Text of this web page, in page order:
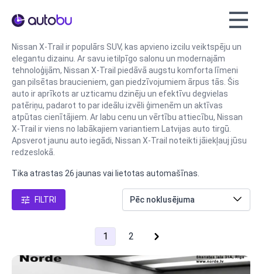
Autobu.eu
Nissan X-Trail ir populārs SUV, kas apvieno izcilu veiktspēju un
elegantu dizainu. Ar savu ietilpīgo salonu un modernajām
tehnoloģijām, Nissan X-Trail piedāvā augstu komforta līmeni
gan pilsētas braucieniem, gan piedzīvojumiem ārpus tās. Šis
auto ir aprīkots ar uzticamu dzinēju un efektīvu degvielas
patēriņu, padarot to par ideālu izvēli ģimenēm un aktīvas
atpūtas cienītājiem. Ar labu cenu un vērtību attiecību, Nissan
X-Trail ir viens no labākajiem variantiem Latvijas auto tirgū.
Apsverot jaunu auto iegādi, Nissan X-Trail noteikti jāiekļauj jūsu
redzeslokā.
Tika atrastas 26 jaunas vai lietotas automašīnas.
FILTRI
1 2
next